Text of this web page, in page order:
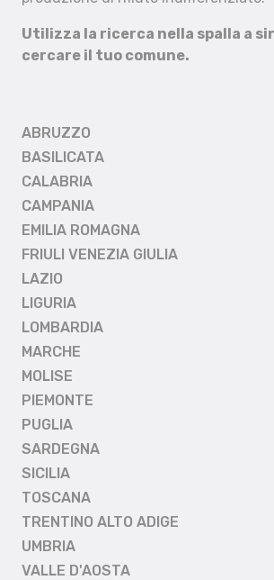
Utilizza la ricerca nella spalla a
cercare il tuo comune.
ABRUZZO
BASILICATA
CALABRIA
CAMPANIA
EMILIA ROMAGNA
FRIULI VENEZIA GIULIA
LAZIO
LIGURIA
LOMBARDIA
MARCHE
MOLISE
PIEMONTE
PUGLIA
SARDEGNA
SICILIA
TOSCANA
TRENTINO ALTO ADIGE
UMBRIA
VALLE D'AOSTA